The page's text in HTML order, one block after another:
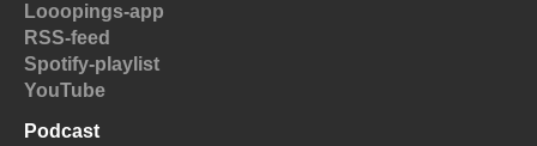
Looopings-app
RSS-feed
Spotify-playlist
YouTube
Podcast